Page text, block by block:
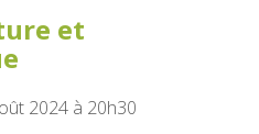
et
2024 à 20h30